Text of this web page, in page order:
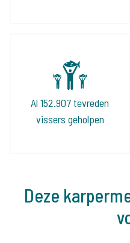
Al 152.907 tevreden
vissers geholpen
Deze